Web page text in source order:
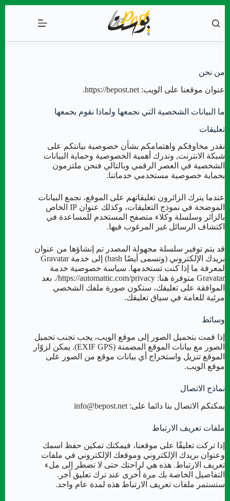
إلى
المحتوى
من نحن
عنوان موقعنا على الويب: https://bepost.net.
ما البيانات الشخصية التي نجمعها ولماذا نقوم بجمعها
تعليقات
نقدر مخاوفكم واهتمامكم بشأن خصوصية بيانتكم على
شبكة الانترنت, وندرك أهمية الخصوصية وحماية البيانات
الشخصية في العصر الرقمي وبالتالي فنحن ملتزمون
بحماية خصوصية مستخدمي خدماتنا.
عندما يترك الزائرون تعليقاتهم على الموقع، نجمع البيانات
الموضحة في نموذج التعليقات، وكذلك عنوان IP الخاص
بالزائر وسلسلة وكلاء متصفح المستخدم للمساعدة في
اكتشاف الرسائل غير المرغوب فيها.
قد يتم توفير سلسلة مجهولة المصدر تم إنشاؤها من عنوان
بريدك الإلكتروني (وتسمى أيضًا hash) إلى خدمة Gravatar
لمعرفة ما إذا كنت تستخدمها. سياسة خصوصية خدمة
Gravatar متوفرة هنا: https://automattic.com/privacy/. بعد
الموافقة على تعليقك، ستكون صورة ملفك الشخصي
مرئية للعامة في سياق تعليقك.
وسائط
إذا قمت بتحميل الصور إلى موقع الويب، يجب تجنب تحميل
الصور مع بيانات الموقع المضمنة (EXIF GPS). يمكن لزوّار
الموقع تنزيل واستخراج أي بيانات موقع من الصور على
موقع الويب.
نماذج الاتصال
يمكنكم الاتصال بنا دائما على: info@bepost.net
ملفات تعريف الارتباط
إذا تركت تعليقًا على موقعنا، فيمكنك تمكين حفظ اسمك
وعنوان بريدك الإلكتروني وموقعك الإلكتروني في ملفات
تعريف الارتباط. هذه هي لراحتك حتى لا تضطر إلى ملء
التفاصيل الخاصة بك مرة أخرى عند ترك تعليق آخر.
ستستمر ملفات تعريف الارتباط هذه لمدة عام واحد.